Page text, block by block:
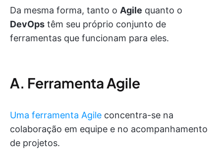
Da mesma forma, tanto o Agile quanto o
DevOps têm seu próprio conjunto de
ferramentas que funcionam para eles.
A. Ferramenta Agile
Uma ferramenta Agile concentra-se na
colaboração em equipe e no acompanhamento
de projetos.